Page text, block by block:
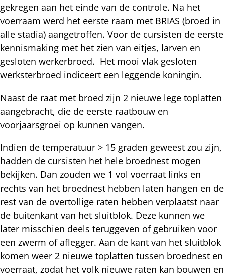
gekregen aan het einde van de controle. Na het
voerraam werd het eerste raam met BRIAS (broed in
alle stadia) aangetroffen. Voor de cursisten de eerste
kennismaking met het zien van eitjes, larven en
gesloten werkerbroed. Het mooi vlak gesloten
werksterbroed indiceert een leggende koningin.
Naast de raat met broed zijn 2 nieuwe lege toplatten
aangebracht, die de eerste raatbouw en
voorjaarsgroei op kunnen vangen.
Indien de temperatuur > 15 graden geweest zou zijn,
hadden de cursisten het hele broednest mogen
bekijken. Dan zouden we 1 vol voerraat links en
rechts van het broednest hebben laten hangen en de
rest van de overtollige raten hebben verplaatst naar
de buitenkant van het sluitblok. Deze kunnen we
later misschien deels teruggeven of gebruiken voor
een zwerm of aflegger. Aan de kant van het sluitblok
komen weer 2 nieuwe toplatten tussen broednest en
voerraat, zodat het volk nieuwe raten kan bouwen en